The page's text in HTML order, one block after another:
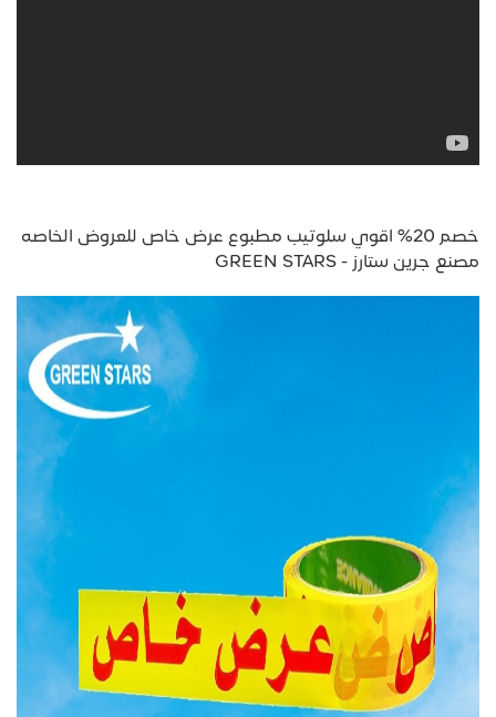
خصم 20% اقوي سلوتيب مطبوع عرض خاص للعروض الخاصه
مصنع جرين ستارز - GREEN STARS